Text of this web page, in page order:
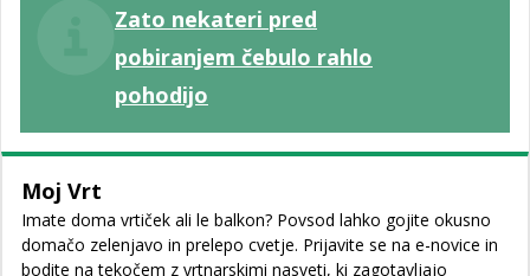
Zato nekateri pred
pobiranjem čebulo rahlo
pohodijo
Moj Vrt
Imate doma vrtiček ali le balkon? Povsod lahko gojite okusno
domačo zelenjavo in prelepo cvetje. Prijavite se na e-novice in
bodite na tekočem z vrtnarskimi nasveti, ki zagotavljajo